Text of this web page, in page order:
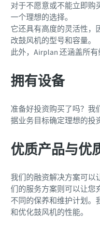
对于不愿意或不能立即购
一个理想的选择。
它还具有高度的灵活性，
改鼓风机的型号和容量。
此外，Airplan 还涵盖所有
拥有设备
准备好投资购买了吗？我
据业务目标确定理想的投
优质产品与优
我们的融资解决方案可以
们的服务方案则可以让您
不同的保养和维护计划。
和优化鼓风机的性能。